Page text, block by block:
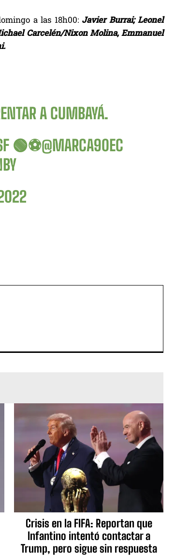
a las 18h00: Javier Burrai; Leonel
Carcelén/Nixon Molina, Emmanuel
A CUMBAYÁ.
🟢⚽️@MARCA90EC
Crisis en la FIFA: Reportan que
Infantino intentó contactar a
Trump, pero sigue sin respuesta